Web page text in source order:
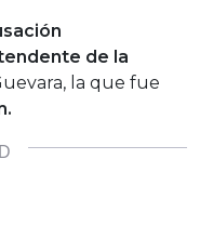
de la
la que fue